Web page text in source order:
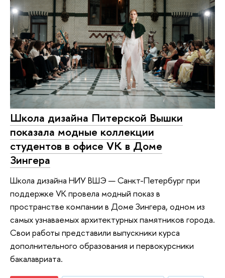
Школа дизайна Питерской Вышки
показала модные коллекции
студентов в офисе VK в Доме
Зингера
Школа дизайна НИУ ВШЭ — Санкт-Петербург при
поддержке VK провела модный показ в
пространстве компании в Доме Зингера, одном из
самых узнаваемых архитектурных памятников города.
Свои работы представили выпускники курса
дополнительного образования и первокурсники
бакалавриата.